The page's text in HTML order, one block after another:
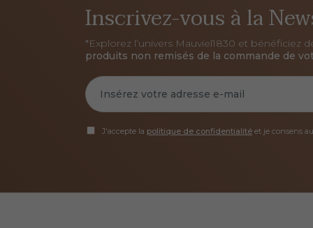
Inscrivez-vous à la
*Explorez l’univers Mauviel1830 et bénéficiez
produits non remisés de la commande de
J'accepte la politique de confidentialité et je consens